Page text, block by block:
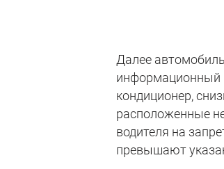
Далее
информационный
кондиционер,
расположенные
водителя на
превышают